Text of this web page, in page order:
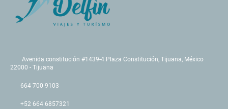
Avenida constitución #1439-4 Plaza Constitución, Tijuana, México
22000 - Tijuana
664 700 9103
+52 664 6857321